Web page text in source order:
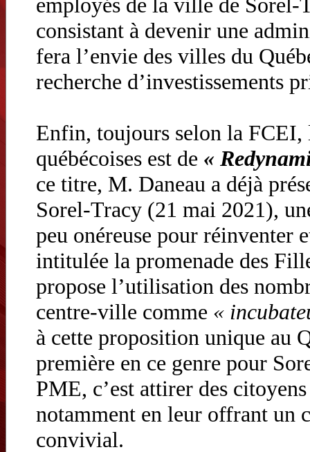
consistant à devenir une
fera l’envie des villes du
recherche d’investissements
Enfin, toujours selon la
québécoises est de «
ce titre, M. Daneau a déjà
Sorel-Tracy (21 mai 2021),
peu onéreuse pour réinventer
intitulée la promenade des
propose l’utilisation des
centre-ville comme «
à cette proposition unique au
première en ce genre pour
PME, c’est attirer des
notamment en leur offrant un
convivial.